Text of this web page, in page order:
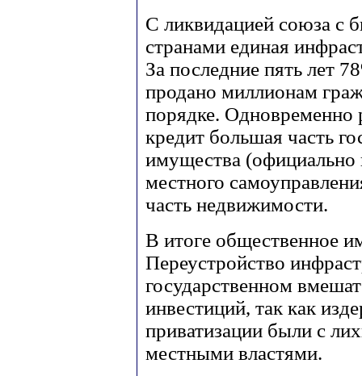
С ликвидацией союза с
странами единая
За последние пять лет
продано миллионам
порядке. Одновременно
кредит большая часть
имущества
местного
часть недвижимости.
В итоге общественное
Переустройство
государственном
инвестиций, так как
приватизации были с
местными властями.